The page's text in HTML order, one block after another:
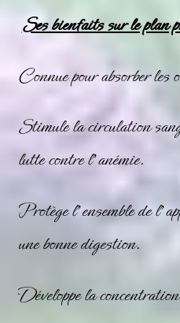
Ses bienfaits sur le plan
Connue pour absorber les
Stimule la circulation
lutte contre l’anémie.
Protège l’ensemble de
une bonne digestion.
Développe la